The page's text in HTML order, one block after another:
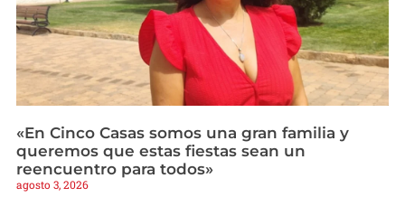
«En Cinco Casas somos una gran familia y
queremos que estas fiestas sean un
reencuentro para todos»
agosto 3, 2026